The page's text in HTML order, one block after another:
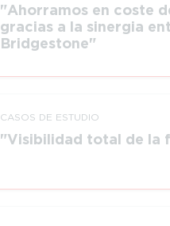
Ahorramos en coste
gracias a la sinergia
Bridgestone
CASOS DE ESTUDIO
Visibilidad total de la